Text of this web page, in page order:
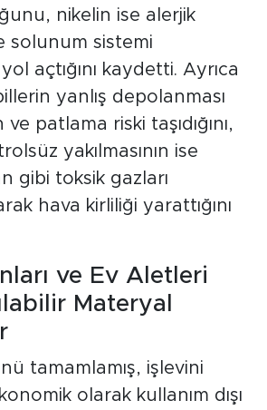
nikelin ise alerjik
solunum sistemi
açtığını kaydetti. Ayrıca
yanlış depolanması
patlama riski taşıdığını,
yakılmasının ise
gibi toksik gazları
hava kirliliği yarattığını
ve Ev Aletleri
Materyal
tamamlamış, işlevini
olarak kullanım dışı